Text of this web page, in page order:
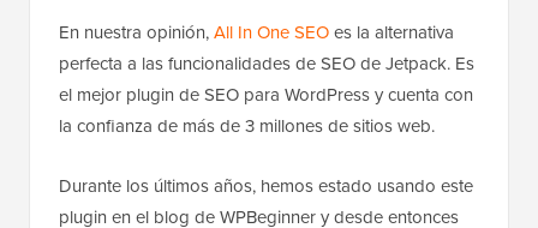
En nuestra opinión,All In One SEOes la alternativa
perfecta a las funcionalidades de SEO de Jetpack. Es
el mejor plugin de SEO para WordPress y cuenta con
la confianza de más de 3 millones de sitios web.
Durante los últimos años, hemos estado usando este
plugin en el blog de WPBeginner y desde entonces